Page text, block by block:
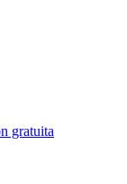
gratuita